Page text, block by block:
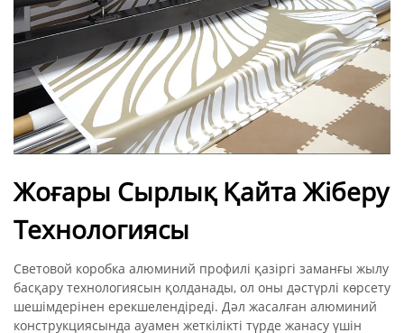
Жоғары Сырлық Қайта Жіберу
Технологиясы
Световой коробка алюминий профилі қазіргі заманғы жылу
басқару технологиясын қолданады, ол оны дәстүрлі көрсету
шешімдерінен ерекшелендіреді. Дәл жасалған алюминий
конструкциясында ауамен жеткілікті түрде жанасу үшін